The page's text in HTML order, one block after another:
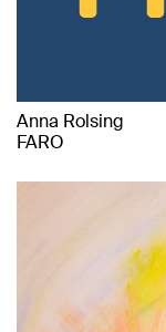
Anna Rolsing
FARO